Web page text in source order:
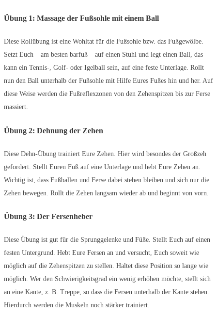
Übung 1: Massage der Fußsohle mit einem Ball
Diese Rollübung ist eine Wohltat für die Fußsohle bzw. das Fußgewölbe.
Setzt Euch – am besten barfuß – auf einen Stuhl und legt einen Ball, das
kann ein Tennis-, Golf- oder Igelball sein, auf eine feste Unterlage. Rollt
nun den Ball unterhalb der Fußsohle mit Hilfe Eures Fußes hin und her. Auf
diese Weise werden die Fußreflexzonen von den Zehenspitzen bis zur Ferse
massiert.
Übung 2: Dehnung der Zehen
Diese Dehn-Übung trainiert Eure Zehen. Hier wird besondes der Großzeh
gefordert. Stellt Euren Fuß auf eine Unterlage und hebt Eure Zehen an.
Wichtig ist, dass Fußballen und Ferse dabei stehen bleiben und sich nur die
Zehen bewegen. Rollt die Zehen langsam wieder ab und beginnt von vorn.
Übung 3: Der Fersenheber
Diese Übung ist gut für die Sprunggelenke und Füße. Stellt Euch auf einen
festen Untergrund. Hebt Eure Fersen an und versucht, Euch soweit wie
möglich auf die Zehenspitzen zu stellen. Haltet diese Position so lange wie
möglich. Wer den Schwierigkeitsgrad ein wenig erhöhen möchte, stellt sich
an eine Kante, z. B. Treppe, so dass die Fersen unterhalb der Kante stehen.
Hierdurch werden die Muskeln noch stärker trainiert.